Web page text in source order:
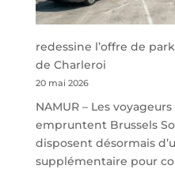
redessine l’offre de
de Charleroi
20 mai 2026
NAMUR – Les
empruntent Brussels
disposent désormais
supplémentaire pour